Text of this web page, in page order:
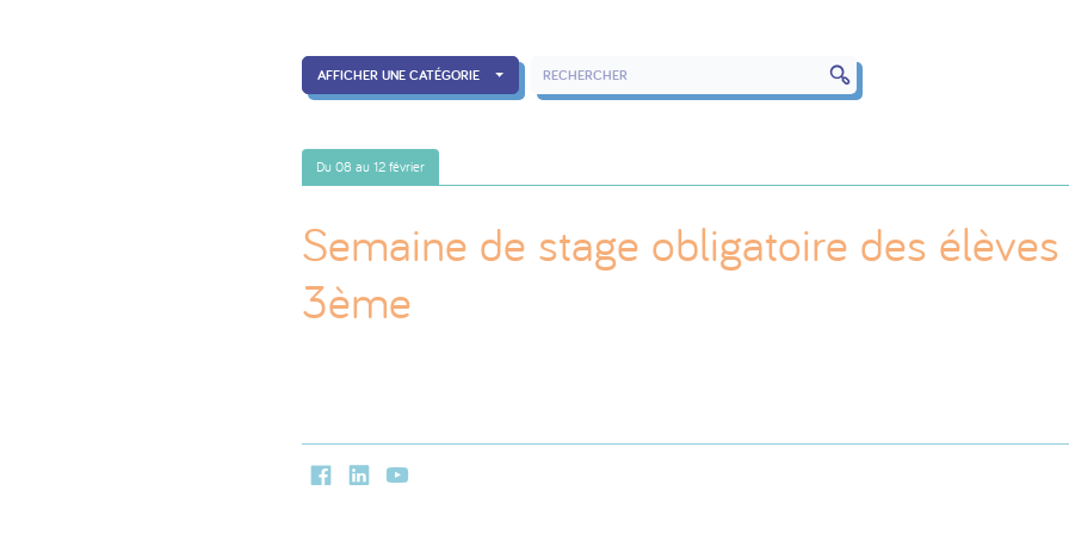
AFFICHER UNE CATÉGORIE RECHERCHER DANS LES ÉVÉNEMENTS
Du 08 au 12 février
Semaine de stage obligatoire des
3ème
FacebookLinkedInYoutube